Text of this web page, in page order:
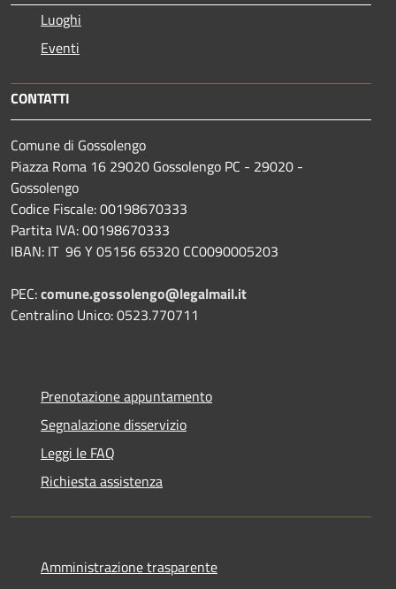
Luoghi
Eventi
CONTATTI
Comune di Gossolengo
Piazza Roma 16 29020 Gossolengo PC - 29020 -
Gossolengo
Codice Fiscale: 00198670333
Partita IVA: 00198670333
IBAN: IT 96 Y 05156 65320 CC0090005203
PEC:comune.gossolengo@legalmail.it
Centralino Unico: 0523.770711
Prenotazione appuntamento
Segnalazione disservizio
Leggi le FAQ
Richiesta assistenza
Amministrazione trasparente